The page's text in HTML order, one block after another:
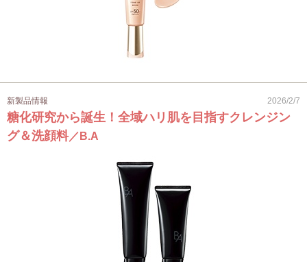
新製品情報 2026/2/7
糖化研究から誕生！全域ハリ肌を目指すクレンジン
グ＆洗顔料／B.A